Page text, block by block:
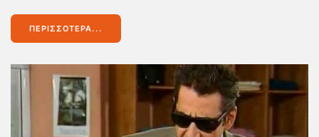
ΠΕΡΙΣΣΌΤΕΡΑ...